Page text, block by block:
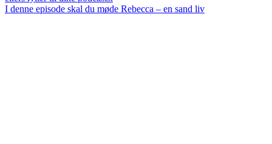
I denne episode skal du møde Rebecca – en sand liv